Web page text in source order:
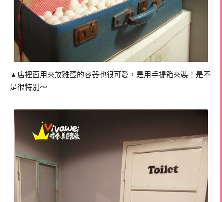
▲店裡面用來放雞蛋的容器也很可愛，是用手提箱來裝！是不
是很特別～